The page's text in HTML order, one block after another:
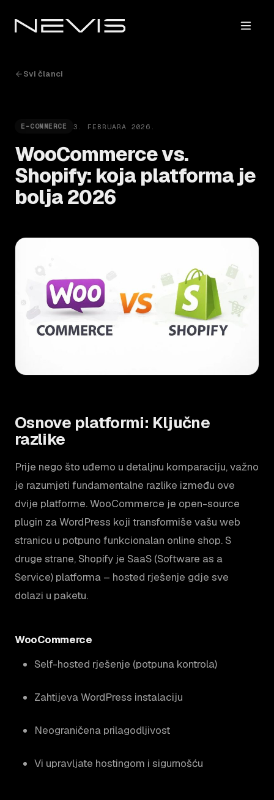
Svi članci
E-COMMERCE 3. FEBRUARA 2026.
WooCommerce vs.
Shopify: koja platforma je
bolja 2026
Osnove platformi: Ključne
razlike
Prije nego što uđemo u detaljnu komparaciju, važno
je razumjeti fundamentalne razlike između ove
dvije platforme. WooCommerce je open-source
plugin za WordPress koji transformiše vašu web
stranicu u potpuno funkcionalan online shop. S
druge strane, Shopify je SaaS (Software as a
Service) platforma – hosted rješenje gdje sve
dolazi u paketu.
WooCommerce
Self-hosted rješenje (potpuna kontrola)
Zahtijeva WordPress instalaciju
Neograničena prilagodljivost
Vi upravljate hostingom i sigurnošću